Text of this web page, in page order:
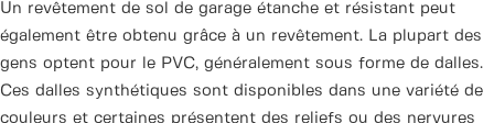
Un revêtement de sol de garage étanche et résistant peut
également être obtenu grâce à un revêtement. La plupart des
gens optent pour le PVC, généralement sous forme de dalles.
Ces dalles synthétiques sont disponibles dans une variété de
couleurs et certaines présentent des reliefs ou des nervures